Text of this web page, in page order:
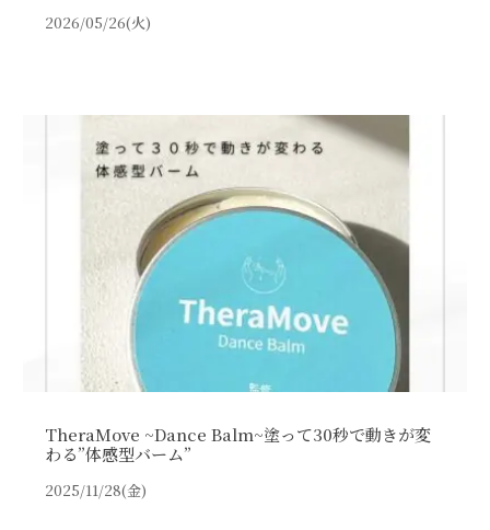
2026/05/26(火)
TheraMove ~Dance Balm~塗って30秒で動きが変
わる”体感型バーム”
2025/11/28(金)